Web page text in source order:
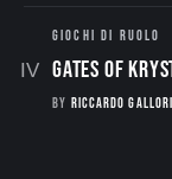
GIOCHI DI RUOLO
Gates of
BY RICCARDO GALLORI